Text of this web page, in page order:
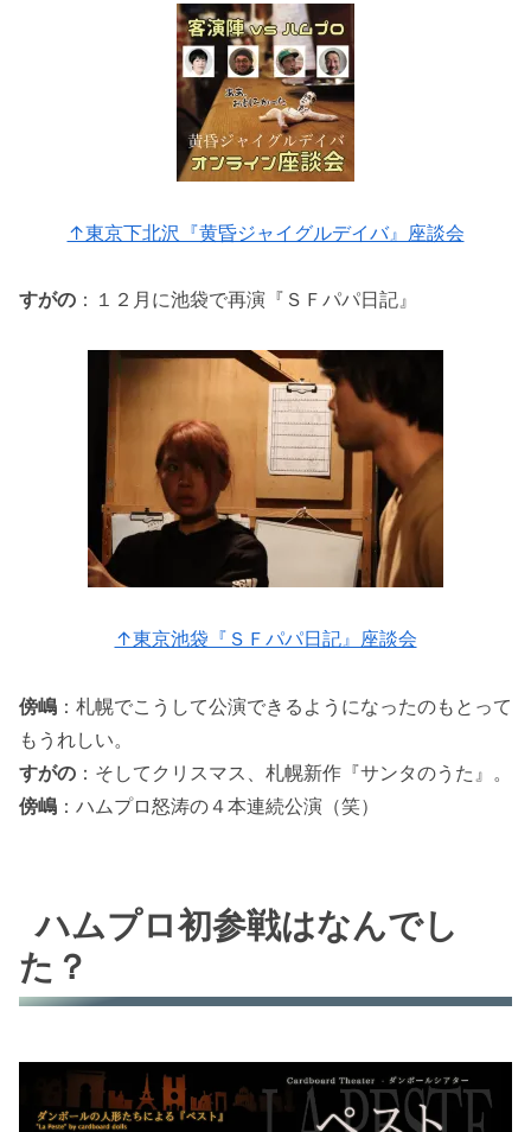
↑東京下北沢『黄昏ジャイグルデイバ』座談会
すがの ：１２月に池袋で再演『ＳＦパパ日記』
↑東京池袋『ＳＦパパ日記』座談会
傍嶋 ：札幌でこうして公演できるようになったのもとって
もうれしい。
すがの ：そしてクリスマス、札幌新作『サンタのうた』。
傍嶋 ：ハムプロ怒涛の４本連続公演（笑）
ハムプロ初参戦はなんでし
た？